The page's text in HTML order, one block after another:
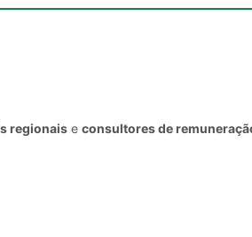
regionais e consultores de